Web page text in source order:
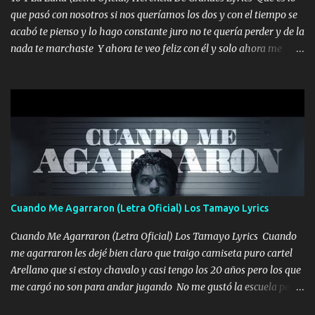
tengo de mi mente no se va, en mi corazón me llevo lo mismo que
tu papá, a veces me pongo triste porque no puedo mirarte, mas se
que tu me escuchas porque tu eres mi gran ángel, El desespero me
que pasó con nosotros si nos queríamos los dos y con el tiempo se
acabó te pienso y lo hago constante juro no te quería perder y de la
nada te marchaste Y ahora te veo feliz con él y solo ahora me
pero eso ya no va a pasar me perderé en la soledad Porque me
mirabas bonito si yo no fui el final feliz el final fue triste pa mí Y
duele no tenerte aquí sabiendo que moría por ti yo y la luna
cantamos y por ti nos embriagamos Quién sabe qué será de mí si
contigo fui muy feliz a lo mejor no lloró pero muy en el fondo te
adoro
Cuando Me Agarraron (Letra Oficial) Los Tamayo Lyrics
Cuando Me Agarraron (Letra Oficial) Los Tamayo Lyrics Cuando
me agarraron les dejé bien claro que traigo camiseta puro cartel
Arellano que si estoy chavalo y casi tengo los 20 años pero los que
me cargó no son para andar jugando No me gustó la escuela pero